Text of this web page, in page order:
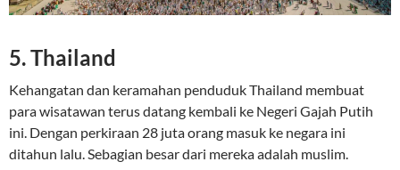
5. Thailand
Kehangatan dan keramahan penduduk Thailand membuat
para wisatawan terus datang kembali ke Negeri Gajah Putih
ini. Dengan perkiraan 28 juta orang masuk ke negara ini
ditahun lalu. Sebagian besar dari mereka adalah muslim.